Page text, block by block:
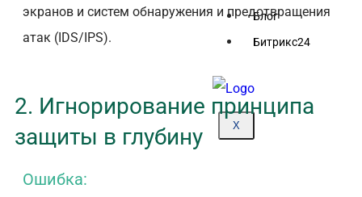
Блог
Битрикс24
X
экранов и систем обнаружения и предотвращения
атак (IDS/IPS).
2. Игнорирование принципа
защиты в глубину
Ошибка: